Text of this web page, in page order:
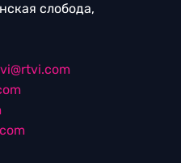
слобода,